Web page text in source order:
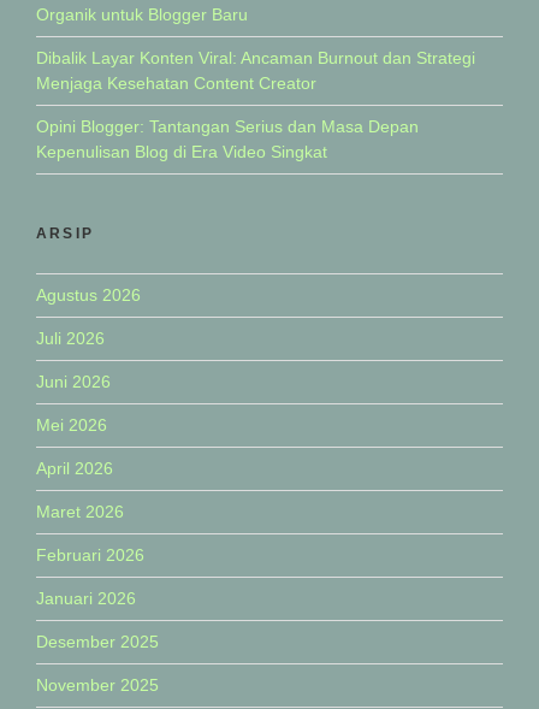
Organik untuk Blogger Baru
Dibalik Layar Konten Viral: Ancaman Burnout dan Strategi
Menjaga Kesehatan Content Creator
Opini Blogger: Tantangan Serius dan Masa Depan
Kepenulisan Blog di Era Video Singkat
ARSIP
Agustus 2026
Juli 2026
Juni 2026
Mei 2026
April 2026
Maret 2026
Februari 2026
Januari 2026
Desember 2025
November 2025